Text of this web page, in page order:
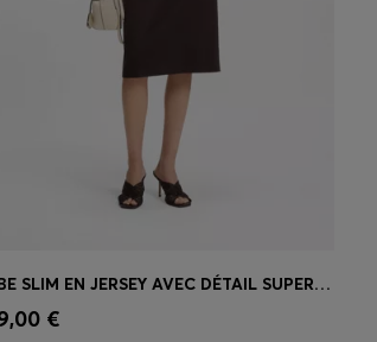
Achat rapide
taille)
ROBE SLIM EN JERSEY AVEC DÉTAIL SUPERPOSÉ
€